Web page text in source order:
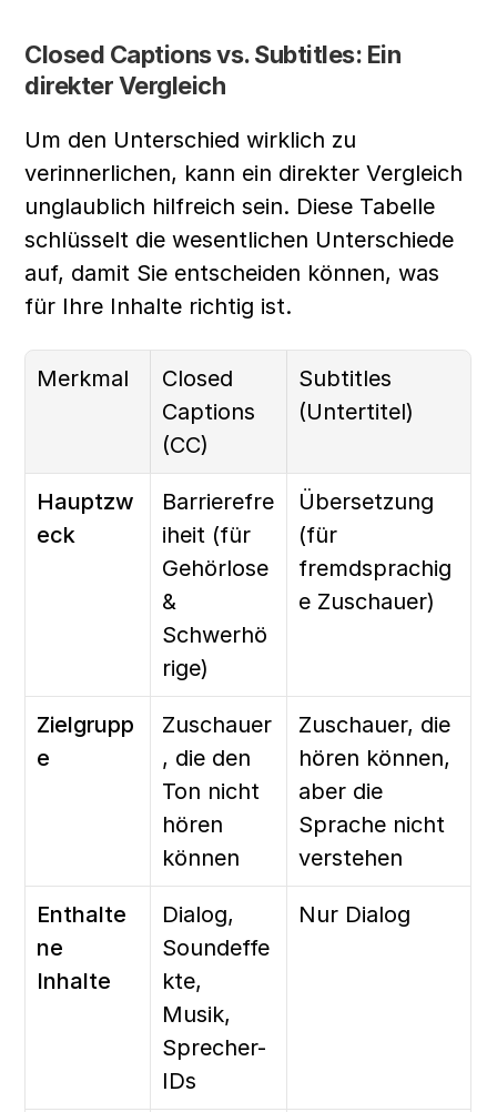
Closed Captions vs. Subtitles: Ein
direkter Vergleich
Um den Unterschied wirklich zu
verinnerlichen, kann ein direkter Vergleich
unglaublich hilfreich sein. Diese Tabelle
schlüsselt die wesentlichen Unterschiede
auf, damit Sie entscheiden können, was
für Ihre Inhalte richtig ist.
Merkmal
Closed
Captions
(CC)
Subtitles
(Untertitel)
Hauptzw
eck
Barrierefre
iheit (für
Gehörlose
&
Schwerhö
rige)
Übersetzung
(für
fremdsprachig
e Zuschauer)
Zielgrupp
e
Zuschauer
, die den
Ton nicht
hören
können
Zuschauer, die
hören können,
aber die
Sprache nicht
verstehen
Enthalte
ne
Inhalte
Dialog,
Soundeffe
kte,
Musik,
Sprecher-
IDs
Nur Dialog